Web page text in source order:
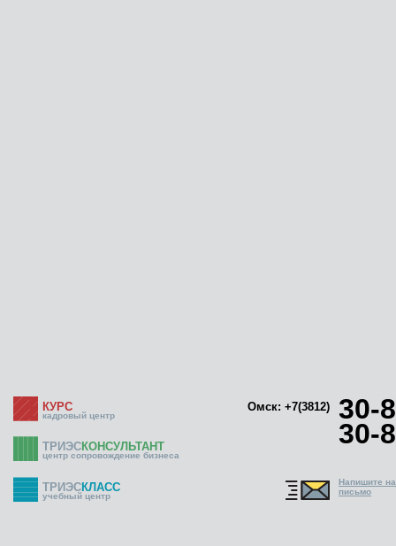
КУРС
кадровый центр
Омск: +7(3812) 30-
30-
ТРИЭСКОНСУЛЬТАНТ
центр сопровождение бизнеса
ТРИЭСКЛАСС
учебный центр
Напишите
письмо